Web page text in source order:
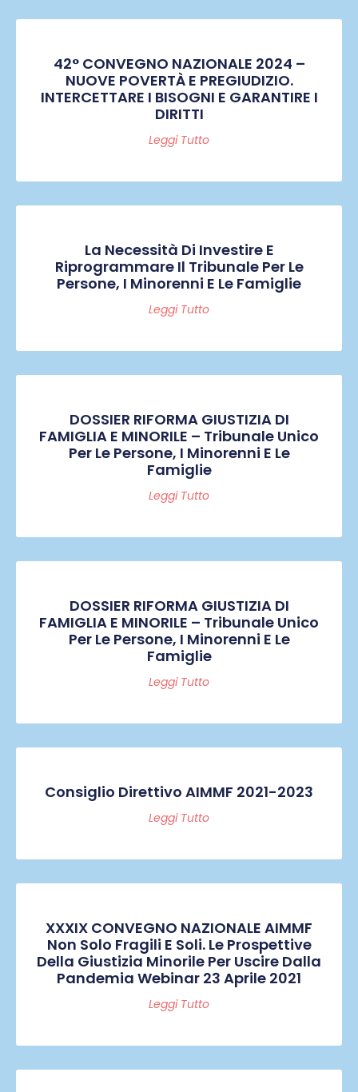
42° CONVEGNO NAZIONALE 2024 –
NUOVE POVERTÀ E PREGIUDIZIO.
INTERCETTARE I BISOGNI E GARANTIRE I
DIRITTI
Leggi Tutto
La Necessità Di Investire E
Riprogrammare Il Tribunale Per Le
Persone, I Minorenni E Le Famiglie
Leggi Tutto
DOSSIER RIFORMA GIUSTIZIA DI
FAMIGLIA E MINORILE – Tribunale Unico
Per Le Persone, I Minorenni E Le
Famiglie
Leggi Tutto
DOSSIER RIFORMA GIUSTIZIA DI
FAMIGLIA E MINORILE – Tribunale Unico
Per Le Persone, I Minorenni E Le
Famiglie
Leggi Tutto
Consiglio Direttivo AIMMF 2021-2023
Leggi Tutto
XXXIX CONVEGNO NAZIONALE AIMMF
Non Solo Fragili E Soli. Le Prospettive
Della Giustizia Minorile Per Uscire Dalla
Pandemia Webinar 23 Aprile 2021
Leggi Tutto